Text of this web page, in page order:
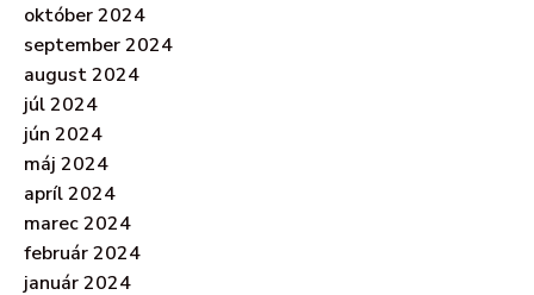
október 2024
september 2024
august 2024
júl 2024
jún 2024
máj 2024
apríl 2024
marec 2024
február 2024
január 2024